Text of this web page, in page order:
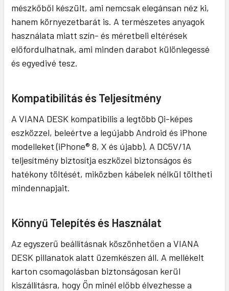
mészkőből készült, ami nemcsak elegánsan néz ki,
hanem környezetbarát is. A természetes anyagok
használata miatt szín- és méretbeli eltérések
előfordulhatnak, ami minden darabot különlegessé
és egyedivé tesz.
Kompatibilitás és Teljesítmény
A VIANA DESK kompatibilis a legtöbb Qi-képes
eszközzel, beleértve a legújabb Android és iPhone
modelleket (iPhone® 8, X és újabb). A DC5V/1A
teljesítmény biztosítja eszközei biztonságos és
hatékony töltését, miközben kábelek nélkül töltheti
mindennapjait.
Könnyű Telepítés és Használat
Az egyszerű beállításnak köszönhetően a VIANA
DESK pillanatok alatt üzemkészen áll. A mellékelt
karton csomagolásban biztonságosan kerül
kiszállításra, hogy Ön minél előbb élvezhesse a